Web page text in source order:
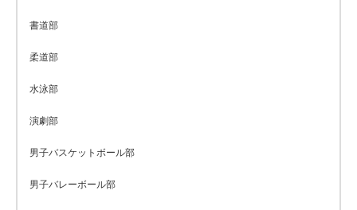
書道部
柔道部
水泳部
演劇部
男子バスケットボール部
男子バレーボール部